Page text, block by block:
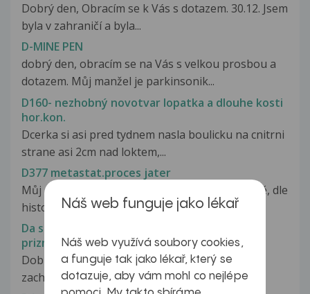
Dobrý den, Obracím se k Vás s dotazem. 30.12. Jsem
byla v zahraničí a byla...
D-MINE PEN
dobrý den, obracím se na Vás s velkou prosbou a
dotazem. Můj manžel je parkinsonik...
D160- nezhobný novotvar lopatka a dlouhe kosti
hor.kon.
Dcerka si asi pred tydnem nasla boulicku na cnitrni
strane asi 2cm nad loktem,...
D377 metastat.proces jater
Můj přítel měl zjištěn v 11/2011 polyp v tl.střevě, dle
histol.pozitivní, ten...
Da sa tento stav pripisat abstinencnym
priznakom z nahleho vynechania Frontinu?
Dobry den, dva tyzdne som po pravidelnych
zachvatoch z neurogennej tetanie uzivala...
Náš web funguje jako lékař
Náš web využívá soubory cookies,
a funguje tak jako lékař, který se
dotazuje, aby vám mohl co nejlépe